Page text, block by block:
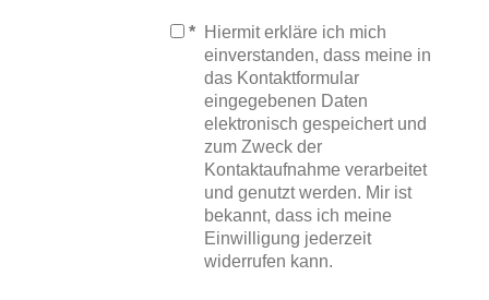
* Hiermit erkläre ich mich
einverstanden, dass meine in
das Kontaktformular
eingegebenen Daten
elektronisch gespeichert und
zum Zweck der
Kontaktaufnahme verarbeitet
und genutzt werden. Mir ist
bekannt, dass ich meine
Einwilligung jederzeit
widerrufen kann.